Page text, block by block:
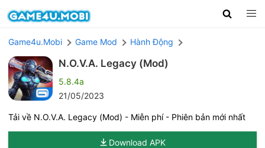
Game4u.Mobi Game Mod Hành Động
N.O.V.A. Legacy (Mod)
5.8.4a
21/05/2023
Tải về N.O.V.A. Legacy (Mod) - Miễn phí - Phiên bản mới nhất
Download APK